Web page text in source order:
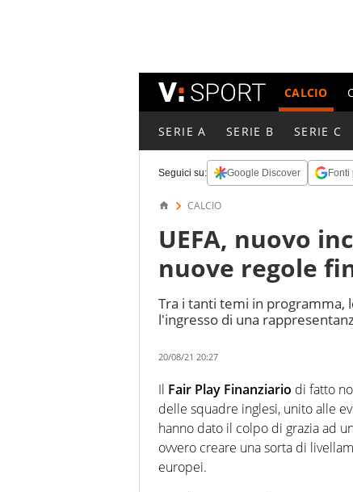
CALCIO
SERIE A SERIE B SERIE C
Seguici su: Google Discover Fonti
CALCIO
UEFA, nuovo
nuove regole
Tra i tanti temi in programma,
l'ingresso di una
20/08/21 20:27
Il Fair Play Finanziario di fatto
delle squadre inglesi, unito alle
hanno dato il colpo di grazia ad
ovvero creare una sorta di
europei.